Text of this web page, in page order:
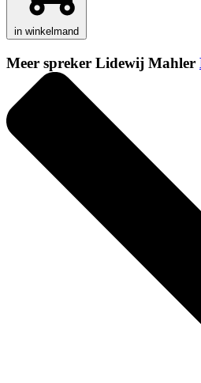
in winkelmand
Meer spreker Lidewij Mahler